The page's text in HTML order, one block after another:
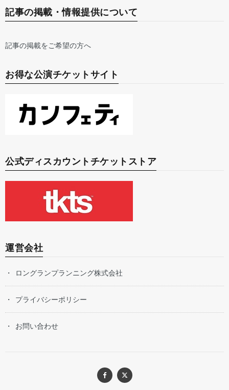
記事の掲載・情報提供について
記事の掲載をご希望の方へ
お得な公演チケットサイト
公式ディスカウントチケットストア
運営会社
ロングランプランニング株式会社
プライバシーポリシー
お問い合わせ